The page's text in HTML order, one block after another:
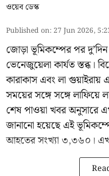
ওয়েব ডেস্ক
Published on: 27 Jun 2026,
জোড়া ভূমিকম্পের পর
ভেনেজুয়েলাকার্যত স্তব্ধ।
কারাকাস এবং লা
সময়ের সঙ্গে সঙ্গে লাফিয়ে
শেষ পাওয়া খবর অনুসারে
জানানো হয়েছে এই
আহতের সংখ্যা ৩,৩৬০।